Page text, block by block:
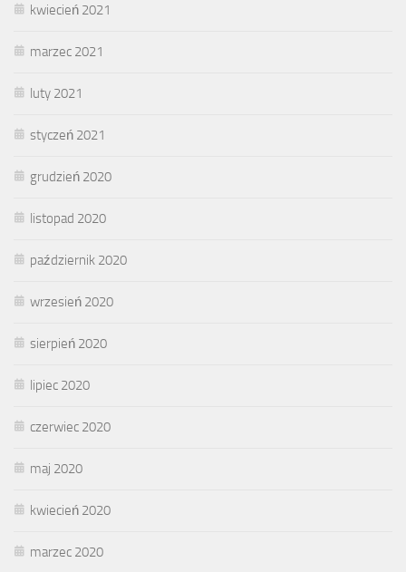
kwiecień 2021
marzec 2021
luty 2021
styczeń 2021
grudzień 2020
listopad 2020
październik 2020
wrzesień 2020
sierpień 2020
lipiec 2020
czerwiec 2020
maj 2020
kwiecień 2020
marzec 2020